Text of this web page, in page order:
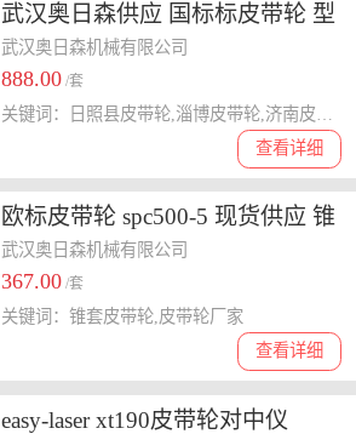
武汉奥日森供应 国标标皮带轮 型
号齐全可定制
武汉奥日森机械有限公司
888.00 /套
查看详细
欧标皮带轮 spc500-5 现货供应 锥
套皮带轮量大从优 可加工定制
武汉奥日森机械有限公司
367.00 /套
查看详细
关键词：锥套皮带轮,皮带轮厂家
easy-laser xt190皮带轮对中仪